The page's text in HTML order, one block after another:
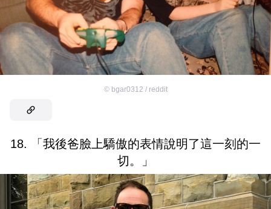
© bgar0312 / reddit
18. 「我後爸臉上驕傲的表情說明了這一刻的一
切。」